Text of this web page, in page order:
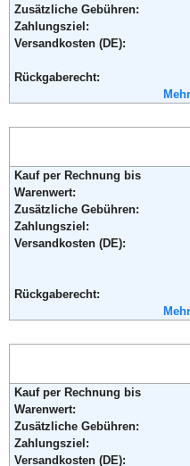
Zusätzliche Gebühren:
Zahlungsziel:
Versandkosten (DE):
Rückgaberecht:
Lieferung in:
Adresse:
Email:
Kauf per Rechnung bis
Warenwert:
Zusätzliche Gebühren:
Zahlungsziel:
Versandkosten (DE):
Rückgaberecht:
Lieferung in:
Weitere Zahlungsmethoden:
Kauf per Rechnung bis
Warenwert:
Zusätzliche Gebühren:
Zahlungsziel:
Versandkosten (DE):